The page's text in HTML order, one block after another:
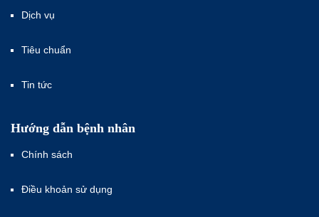
Dịch vụ
Tiêu chuẩn
Tin tức
Hướng dẫn bệnh nhân
Chính sách
Điều khoản sử dụng